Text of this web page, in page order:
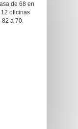
de 68 en
oficinas
82 a 70.